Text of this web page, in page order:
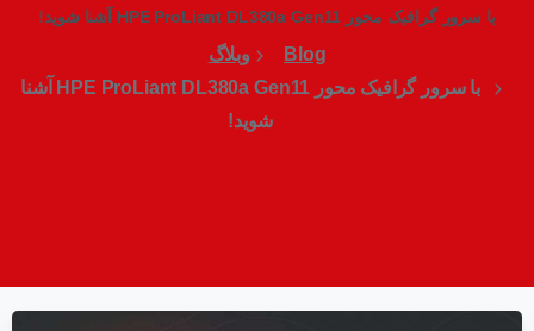
با سرور گرافیک محور HPE ProLiant DL380a Gen11 آشنا شوید!
Blog
وبلاگ
با سرور گرافیک محور HPE ProLiant DL380a Gen11 آشنا
شوید!